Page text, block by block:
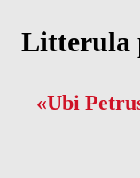
Litterula
«Ubi